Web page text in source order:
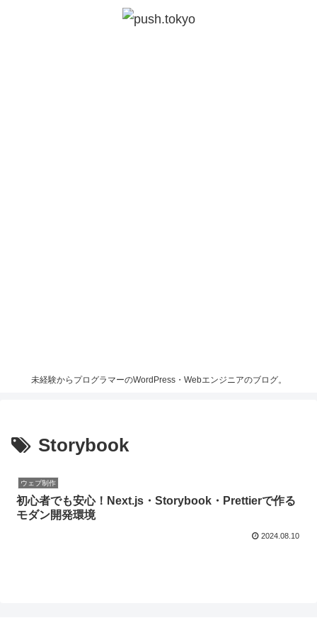
未経験からプログラマーのWordPress・Webエンジニアのブログ。
Storybook
ウェブ制作
初心者でも安心！Next.js・Storybook・Prettierで作る
モダン開発環境
2024.08.10